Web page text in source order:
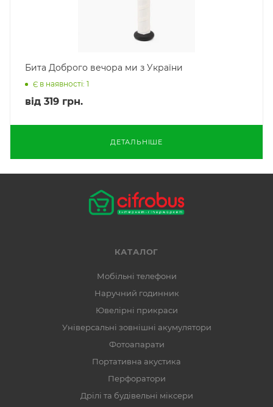
Бита Доброго вечора ми з України
Є в наявності: 1
від 319 грн.
ДЕТАЛЬНІШЕ
КАТАЛОГ
Мобільні телефони
Наручний годинник
Ювелірні прикраси
Універсальні зовнішні акумулятори
Фотоапарати
Портативна акустика
Перфоратори
Дрілі та будівельні міксери